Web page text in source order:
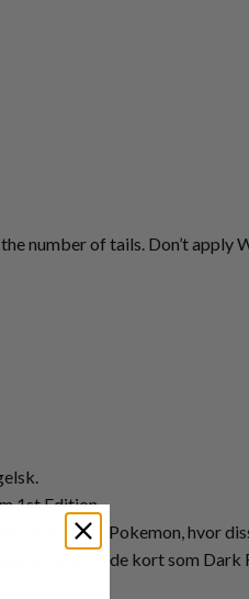
number of tails. Don’t apply
1st Edition.
Dark Pokemon, hvor
heldig at finde kort som Dark